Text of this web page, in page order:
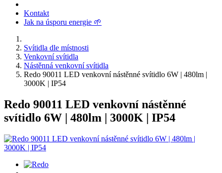
Kontakt
Jak na úsporu energie 🌱
Svítidla dle místnosti
Venkovní svítidla
Nástěnná venkovní svítidla
Redo 90011 LED venkovní nástěnné svítidlo 6W | 480lm |
3000K | IP54
Redo 90011 LED venkovní nástěnné
svítidlo 6W | 480lm | 3000K | IP54